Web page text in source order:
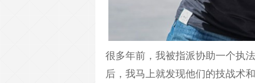
很多年前，我被指派协助一个执
后，我马上就发现他们的技战术